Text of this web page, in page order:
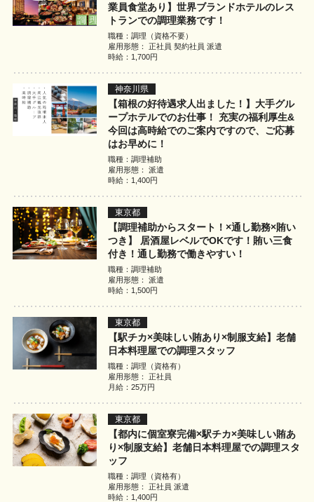
業員食堂あり】世界ブランドホテルのレス
トランでの調理業務です！
職種：調理（資格不要）
雇用形態： 正社員 契約社員 派遣
時給：1,700円
神奈川県
【箱根の好待遇求人出ました！】大手グル
ープホテルでのお仕事！ 充実の福利厚生&
今回は高時給でのご案内ですので、ご応募
はお早めに！
職種：調理補助
雇用形態： 派遣
時給：1,400円
東京都
【調理補助からスタート！×通し勤務×賄い
つき】 居酒屋レベルでOKです！賄い三食
付き！通し勤務で働きやすい！
職種：調理補助
雇用形態： 派遣
時給：1,500円
東京都
【駅チカ×美味しい賄あり×制服支給】老舗
日本料理屋での調理スタッフ
職種：調理（資格有）
雇用形態： 正社員
月給：25万円
東京都
【都内に個室寮完備×駅チカ×美味しい賄あ
り×制服支給】老舗日本料理屋での調理スタ
ッフ
職種：調理（資格有）
雇用形態： 正社員 派遣
時給：1,400円